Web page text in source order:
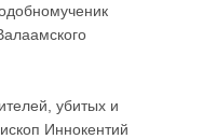
убитых и
Иннокентий